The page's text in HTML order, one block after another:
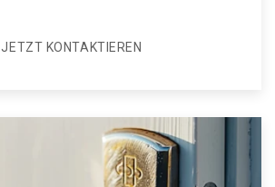
JETZT KONTAKTIEREN